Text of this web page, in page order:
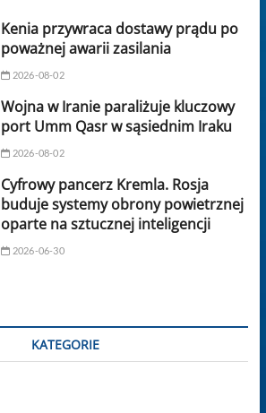
Kenia przywraca dostawy prądu po
poważnej awarii zasilania
2026-08-02
Wojna w Iranie paraliżuje kluczowy
port Umm Qasr w sąsiednim Iraku
2026-08-02
Cyfrowy pancerz Kremla. Rosja
buduje systemy obrony powietrznej
oparte na sztucznej inteligencji
2026-06-30
KATEGORIE